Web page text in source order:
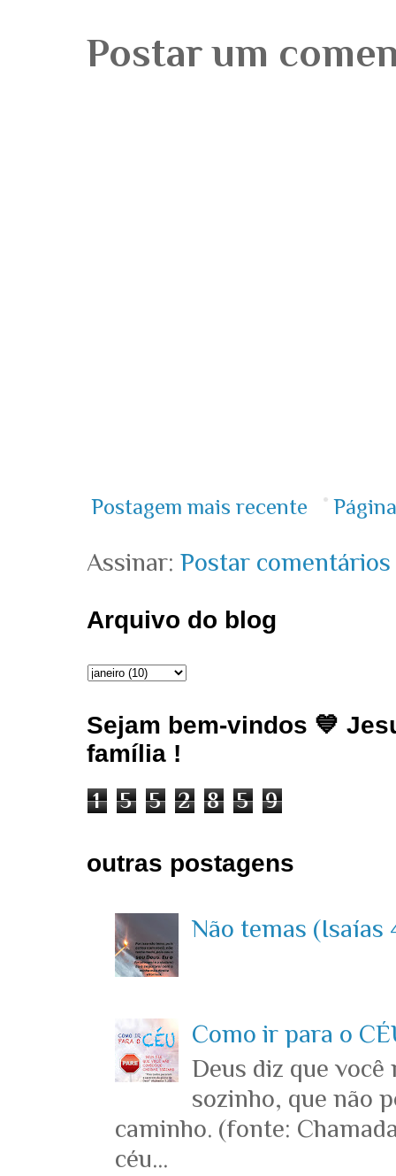
Postar um
Postagem mais recente
Assinar:Postar
Arquivo do blog
Sejam bem-vindos 💙
família !
1 5 5 2 8 5 9
outras postagens
Não temas (Isaías
Como ir para o
Deus diz que você
sozinho, que não
caminho. (fonte:
céu...